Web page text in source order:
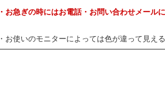
・お急ぎの時にはお電話・お問い合わせメール
・お使いのモニターによっては色が違って見え